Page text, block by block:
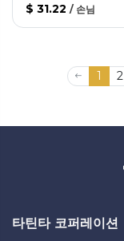
$ 31.22 / 손님
1 2
타틴타 코퍼레이션